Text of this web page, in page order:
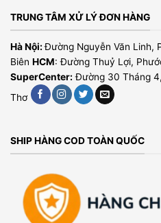
TRUNG TÂM XỬ LÝ ĐƠN HÀNG
Hà Nội:Đường Nguyễn Văn Linh,
Biên HCM: Đường Thuỷ Lợi,
SuperCenter: Đường 30 Tháng
Thơ
SHIP HÀNG COD TOÀN QUỐC